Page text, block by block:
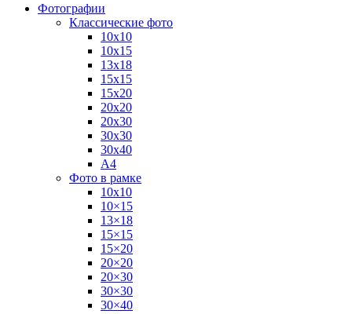
Фотографии
Классические фото
10х10
10х15
13х18
15х15
15х20
20х20
20х30
30х30
30х40
А4
Фото в рамке
10х10
10×15
13×18
15×15
15×20
20×20
20×30
30×30
30×40